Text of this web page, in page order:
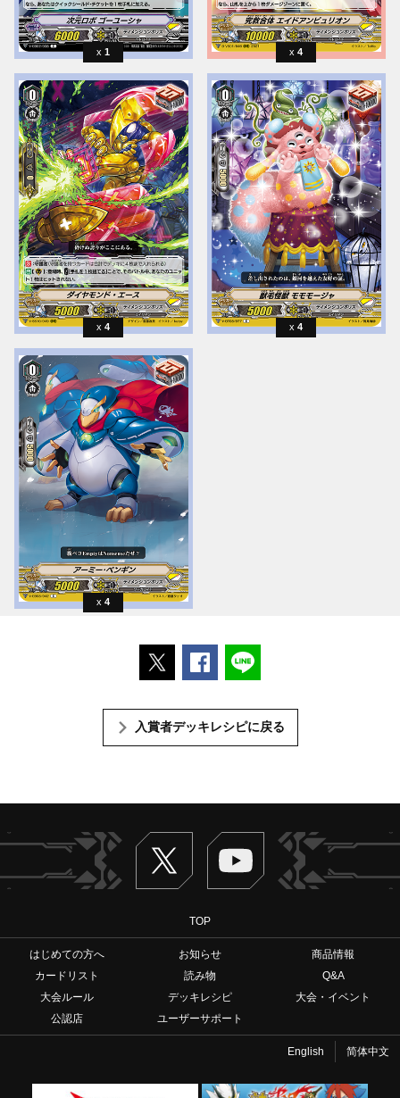
1 4
4 4
4
ポストするFacebookでシェアする
入賞者デッキレシピに戻る
Twitter ヴァンガードch
TOP
はじめての方へ お知らせ
商品情報
カードリスト
読み物
Q&A
大会ルール
デッキレシピ
大会・イベント
公認店
ユーザーサポート
English 简体中文